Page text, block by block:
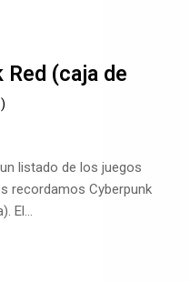
Red (caja de
listado de los juegos
recordamos Cyberpunk
El…